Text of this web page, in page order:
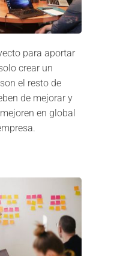
para aportar
crear un
el resto de
de mejorar y
en global